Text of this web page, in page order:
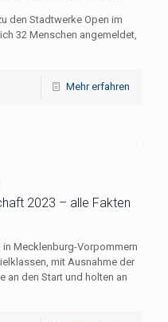
den Stadtwerke Open im
32 Menschen angemeldet,
Mehr erfahren
2023 – alle Fakten
Mecklenburg-Vorpommern
mit Ausnahme der
an den Start und holten an